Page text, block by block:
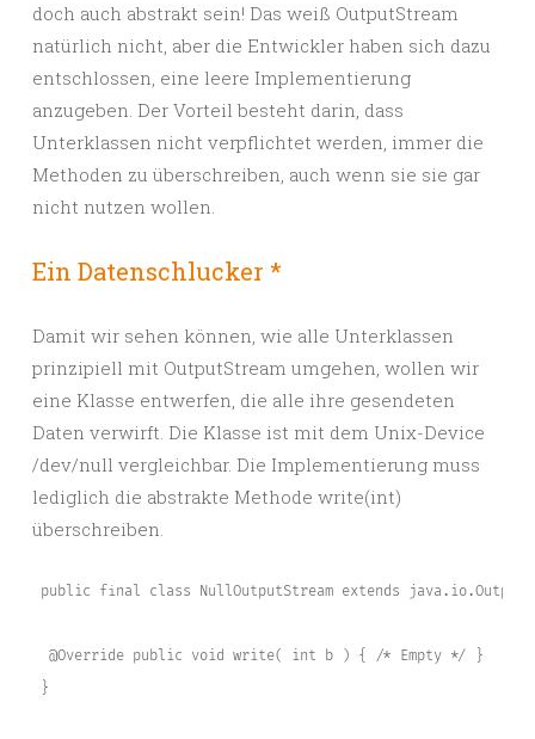
doch auch abstrakt sein! Das weiß OutputStream
natürlich nicht, aber die Entwickler haben sich dazu
entschlossen, eine leere Implementierung
anzugeben. Der Vorteil besteht darin, dass
Unterklassen nicht verpflichtet werden, immer die
Methoden zu überschreiben, auch wenn sie sie gar
nicht nutzen wollen.
Ein Datenschlucker *
Damit wir sehen können, wie alle Unterklassen
prinzipiell mit OutputStream umgehen, wollen wir
eine Klasse entwerfen, die alle ihre gesendeten
Daten verwirft. Die Klasse ist mit dem Unix-Device
/dev/null vergleichbar. Die Implementierung muss
lediglich die abstrakte Methode write(int)
überschreiben.
public final class NullOutputStream extends
@Override public void write( int b ) { /* Empty */ }
}